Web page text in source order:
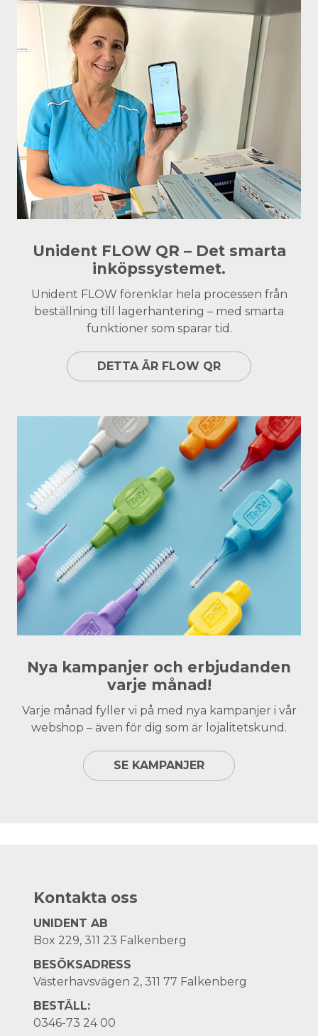
Unident FLOW QR – Det smarta
inköpssystemet.
Unident FLOW förenklar hela processen från
beställning till lagerhantering – med smarta
funktioner som sparar tid.
DETTA ÄR FLOW QR
Nya kampanjer och erbjudanden
varje månad!
Varje månad fyller vi på med nya kampanjer i vår
webshop – även för dig som är lojalitetskund.
SE KAMPANJER
Kontakta oss
UNIDENT AB
Box 229, 311 23 Falkenberg
BESÖKSADRESS
Västerhavsvägen 2, 311 77 Falkenberg
BESTÄLL:
0346-73 24 00